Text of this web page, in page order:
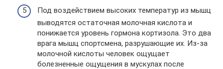
Под воздействием высоких температур из мышц
выводятся остаточная молочная кислота и
понижается уровень гормона кортизола. Это два
врага мышц спортсмена, разрушающие их. Из-за
молочной кислоты человек ощущает
болезненные ощущения в мускулах после